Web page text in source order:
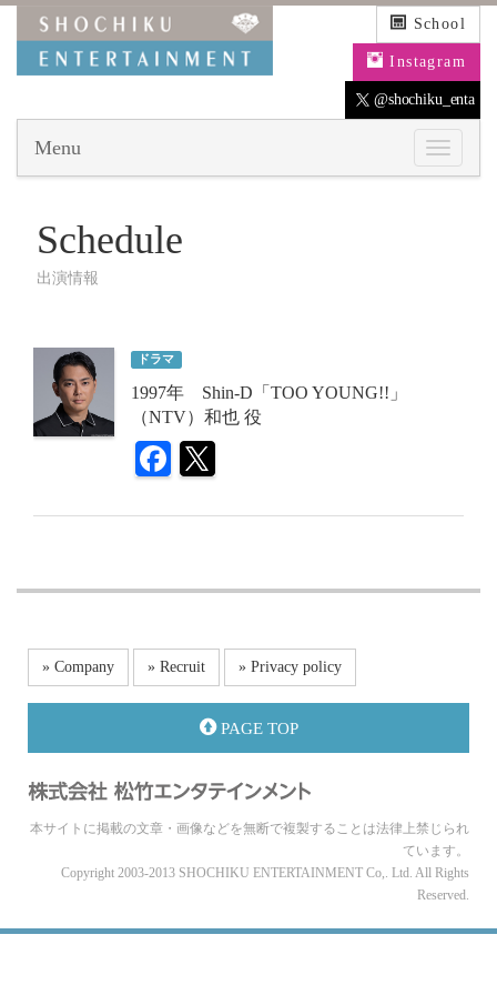
School
Instagram
@shochiku_enta
Menu
Schedule
出演情報
ドラマ
1997年 Shin-D「TOO YOUNG!!」
（NTV）和也 役
» Company » Recruit » Privacy policy
PAGE TOP
本サイトに掲載の文章・画像などを無断で複製することは法律上禁じられ
ています。
Copyright 2003-2013 SHOCHIKU ENTERTAINMENT Co,. Ltd. All Rights
Reserved.